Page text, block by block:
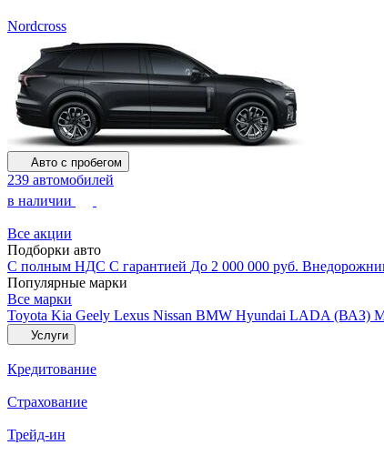
Nordcross
Авто с пробегом
239 автомобилей
в наличии
Все акции
Подборки авто
С полным НДС С гарантией До 2 000 000 руб.
Популярные марки
Все марки
Toyota Kia Geely Lexus Nissan BMW Hyundai LADA (ВАЗ)
Услуги
Кредитование
Страхование
Трейд-ин